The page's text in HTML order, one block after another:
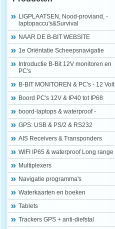
LIGPLAATSEN, Nood-proviand, -
laptopaccu's&Survival
NAAR DE B-BIT WEBSITE
1e Oriëntatie Scheepsnavigatie
Introductie B-Bit 12V monitoren en
PC's
B-BIT MONITOREN & PC's - 12 Volt
Boord PC's 12V & IP40 tot IP68
boord-laptops & waterproof -
GPS: USB & PS/2 & RS232
AIS Receivers & Transponders
WIFI IP65 & waterproof Long range
Multiplexers
Navigatie programma's
Waterkaarten en boeken
Tablets
Trackers GPS + anti-diefstal